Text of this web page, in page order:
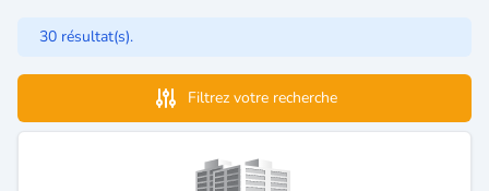
30 résultat(s).
Filtrez votre recherche